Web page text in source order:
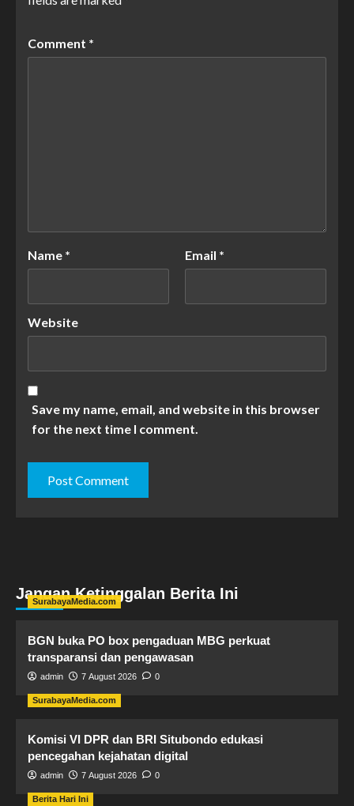
Comment *
Name * Email *
Website
Save my name, email, and website in this browser
for the next time I comment.
Jangan Ketinggalan Berita Ini
SurabayaMedia.com
BGN buka PO box pengaduan MBG perkuat
transparansi dan pengawasan
admin 7 August 2026 0
SurabayaMedia.com
Komisi VI DPR dan BRI Situbondo edukasi
pencegahan kejahatan digital
admin 7 August 2026 0
Berita Hari Ini